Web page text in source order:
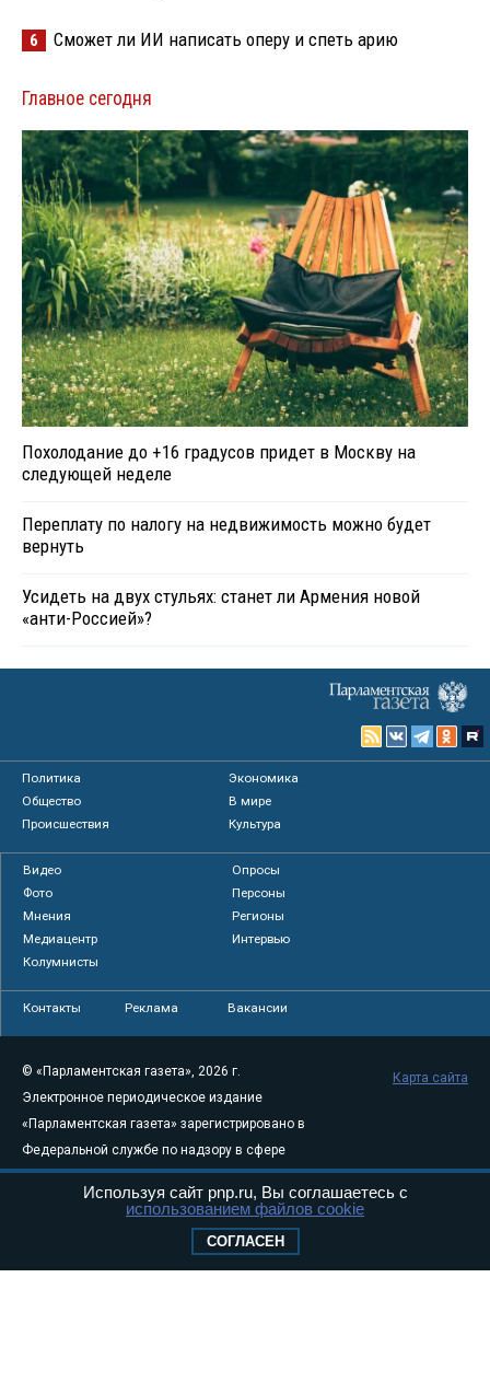
6 Сможет ли ИИ написать оперу и спеть арию
Главное сегодня
Похолодание до +16 градусов придет в Москву на
следующей неделе
Переплату по налогу на недвижимость можно будет
вернуть
Усидеть на двух стульях: станет ли Армения новой
«анти-Россией»?
Политика
Экономика
Общество
В мире
Происшествия
Культура
Видео
Опросы
Фото
Персоны
Мнения
Регионы
Медиацентр
Интервью
Колумнисты
Контакты Реклама Вакансии
© «Парламентская газета», 2026 г.
Электронное периодическое издание
«Парламентская газета» зарегистрировано в
Федеральной службе по надзору в сфере
связи, информационных технологий и
массовых коммуникаций (Роскомнадзор) 05
Свидетельство о регистрации Эл № ФС77-
Карта сайта
Используя сайт pnp.ru, Вы соглашаетесь с
использованием файлов cookie
СОГЛАСЕН